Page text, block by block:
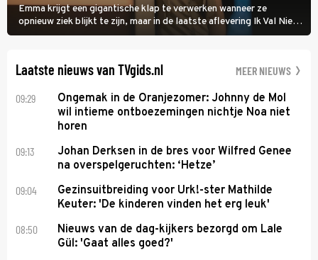
Emma krijgt een gigantische klap te verwerken wanneer ze
opnieuw ziek blijkt te zijn, maar in de laatste aflevering Ik Val Niet,
Ik Dans laat ze zien dat ze niet van plan is op te geven, zelfs als ze
Laatste nieuws van TVgids.nl MEER NIEUWS
09:29
Ongemak in de Oranjezomer: Johnny de Mol
wil intieme ontboezemingen nichtje Noa niet
horen
09:13
Johan Derksen in de bres voor Wilfred Genee
na overspelgeruchten: ‘Hetze’
09:04
Gezinsuitbreiding voor Urk!-ster Mathilde
Keuter: 'De kinderen vinden het erg leuk'
08:50
Nieuws van de dag-kijkers bezorgd om Lale
Gül: 'Gaat alles goed?'